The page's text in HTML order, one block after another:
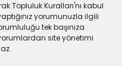
Topluluk Kuralları'nı kabul
yorumunuzla ilgili
tek başınıza
site yönetimi